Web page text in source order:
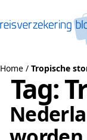
Home / Tropische
Tag: